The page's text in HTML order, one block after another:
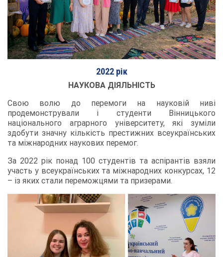
2022 рік
НАУКОВА ДІЯЛЬНІСТЬ
Свою волю до перемоги на науковій ниві
продемонстрували і студенти Вінницького
національного аграрного університету, які зуміли
здобути значну кількість престижних всеукраїнських
та міжнародних наукових перемог.
За 2022 рік понад 100 студентів та аспірантів взяли
участь у всеукраїнських та міжнародних конкурсах, 12
– із яких стали переможцями та призерами.